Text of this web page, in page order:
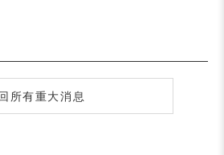
所有重大消息